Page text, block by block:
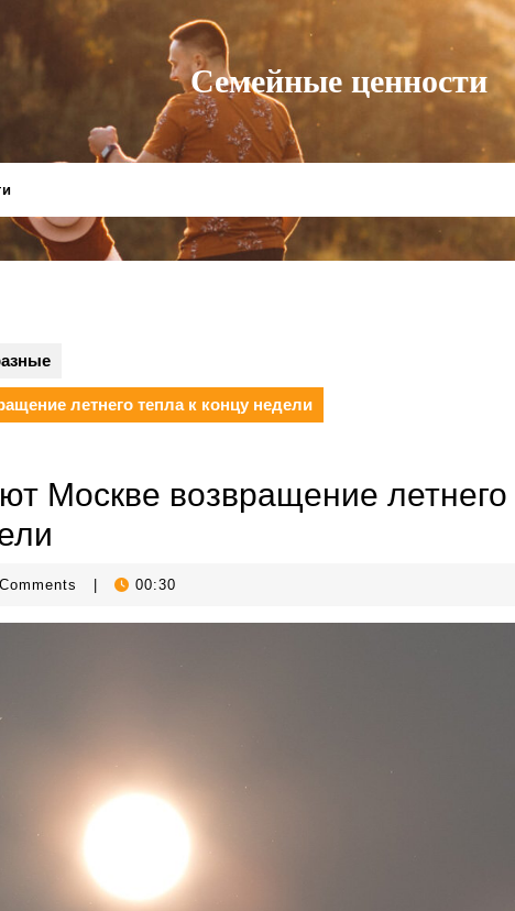
Семейные ценности
летнего тепла к концу недели
Москве возвращение летнего
00:30